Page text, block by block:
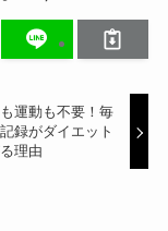
運動も不要！毎
録がダイエット
理由